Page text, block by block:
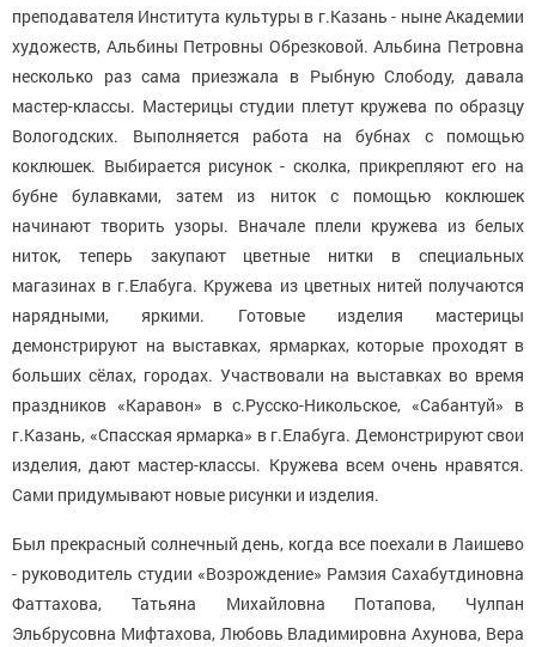
преподавателя Института культуры в г.Казань - ныне Академии
художеств, Альбины Петровны Обрезковой. Альбина Петровна
несколько раз сама приезжала в Рыбную Слободу, давала
мастер-классы. Мастерицы студии плетут кружева по образцу
Вологодских. Выполняется работа на бубнах с помощью
коклюшек. Выбирается рисунок - сколка, прикрепляют его на
бубне булавками, затем из ниток с помощью коклюшек
начинают творить узоры. Вначале плели кружева из белых
ниток, теперь закупают цветные нитки в специальных
магазинах в г.Елабуга. Кружева из цветных нитей получаются
нарядными, яркими. Готовые изделия мастерицы
демонстрируют на выставках, ярмарках, которые проходят в
больших сёлах, городах. Участвовали на выставках во время
праздников «Каравон» в с.Русско-Никольское, «Сабантуй» в
г.Казань, «Спасская ярмарка» в г.Елабуга. Демонстрируют свои
изделия, дают мастер-классы. Кружева всем очень нравятся.
Сами придумывают новые рисунки и изделия.
Был прекрасный солнечный день, когда все поехали в Лаишево
- руководитель студии «Возрождение» Рамзия Сахабутдиновна
Фаттахова, Татьяна Михайловна Потапова, Чулпан
Эльбрусовна Мифтахова, Любовь Владимировна Ахунова, Вера